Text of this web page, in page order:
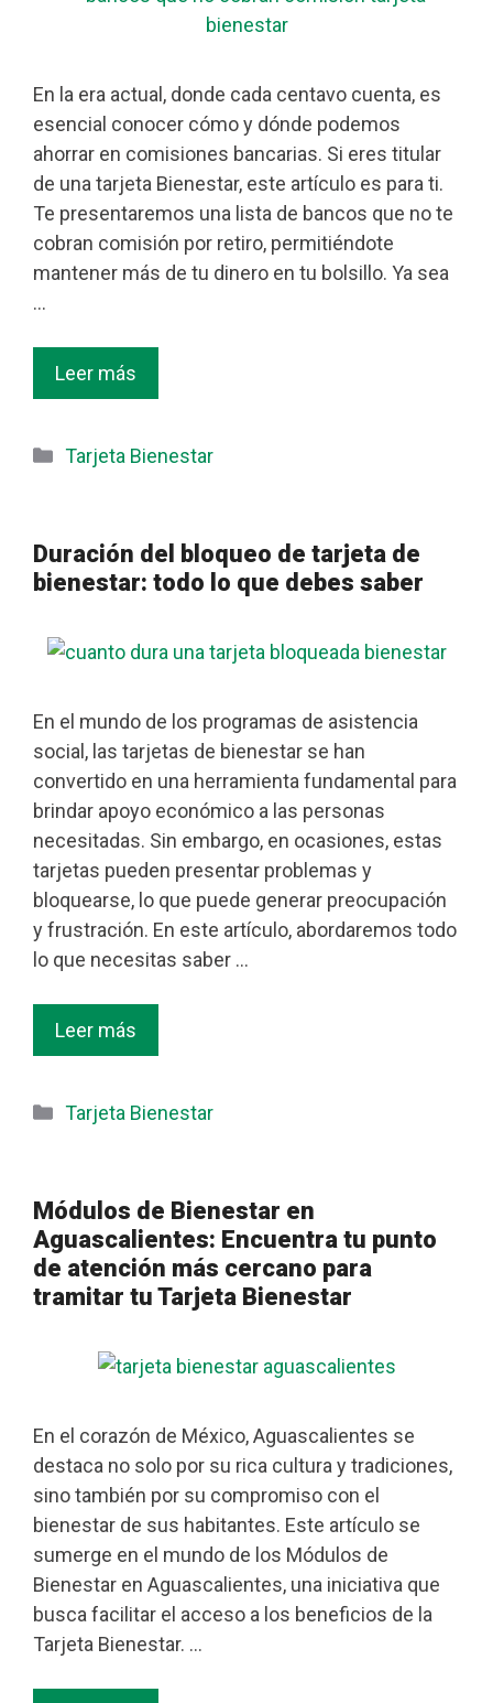
En la era actual, donde cada centavo cuenta, es
esencial conocer cómo y dónde podemos
ahorrar en comisiones bancarias. Si eres titular
de una tarjeta Bienestar, este artículo es para ti.
Te presentaremos una lista de bancos que no te
cobran comisión por retiro, permitiéndote
mantener más de tu dinero en tu bolsillo. Ya sea
…
Leer más
Categorías
Tarjeta Bienestar
Duración del bloqueo de tarjeta de
bienestar: todo lo que debes saber
En el mundo de los programas de asistencia
social, las tarjetas de bienestar se han
convertido en una herramienta fundamental para
brindar apoyo económico a las personas
necesitadas. Sin embargo, en ocasiones, estas
tarjetas pueden presentar problemas y
bloquearse, lo que puede generar preocupación
y frustración. En este artículo, abordaremos todo
lo que necesitas saber …
Leer más
Categorías
Tarjeta Bienestar
Módulos de Bienestar en
Aguascalientes: Encuentra tu punto
de atención más cercano para
tramitar tu Tarjeta Bienestar
En el corazón de México, Aguascalientes se
destaca no solo por su rica cultura y tradiciones,
sino también por su compromiso con el
bienestar de sus habitantes. Este artículo se
sumerge en el mundo de los Módulos de
Bienestar en Aguascalientes, una iniciativa que
busca facilitar el acceso a los beneficios de la
Tarjeta Bienestar. …